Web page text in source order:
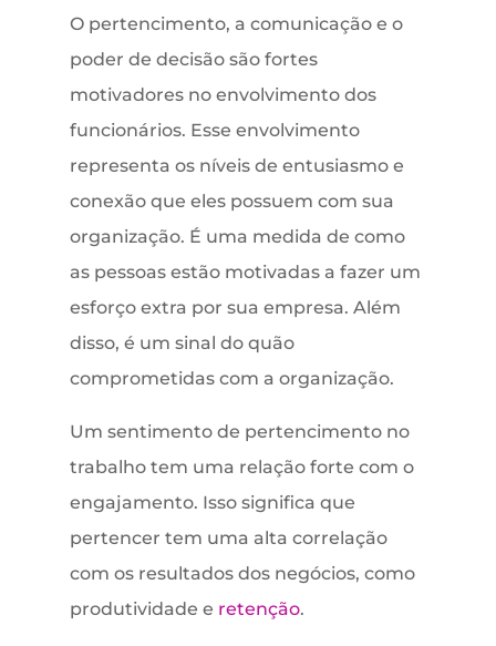
O pertencimento, a comunicação e o
poder de decisão são fortes
motivadores no envolvimento dos
funcionários. Esse envolvimento
representa os níveis de entusiasmo e
conexão que eles possuem com sua
organização. É uma medida de como
as pessoas estão motivadas a fazer um
esforço extra por sua empresa. Além
disso, é um sinal do quão
comprometidas com a organização.
Um sentimento de pertencimento no
trabalho tem uma relação forte com o
engajamento. Isso significa que
pertencer tem uma alta correlação
com os resultados dos negócios, como
produtividade e retenção.